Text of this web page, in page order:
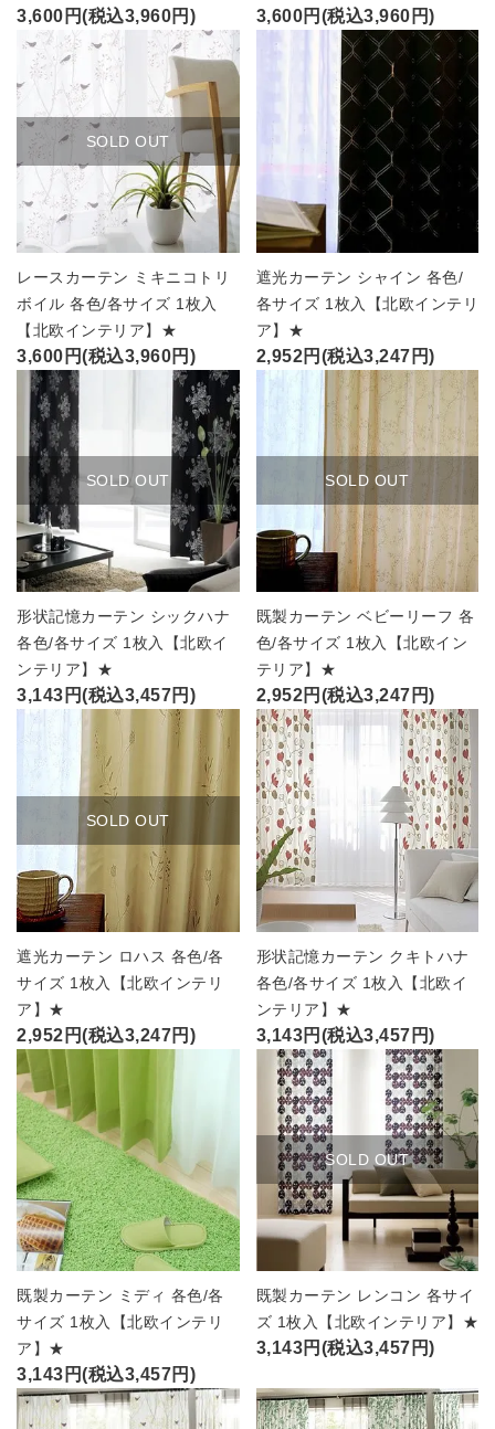
3,600円(税込3,960円) 3,600円(税込3,960円)
SOLD OUT
レースカーテン ミキニコトリ
ボイル 各色/各サイズ 1枚入
【北欧インテリア】★
3,600円(税込3,960円)
遮光カーテン シャイン 各色/
各サイズ 1枚入【北欧インテリ
ア】★
2,952円(税込3,247円)
SOLD OUT
形状記憶カーテン シックハナ
各色/各サイズ 1枚入【北欧イ
ンテリア】★
3,143円(税込3,457円)
SOLD OUT
既製カーテン ベビーリーフ 各
色/各サイズ 1枚入【北欧イン
テリア】★
2,952円(税込3,247円)
SOLD OUT
遮光カーテン ロハス 各色/各
サイズ 1枚入【北欧インテリ
ア】★
2,952円(税込3,247円)
形状記憶カーテン クキトハナ
各色/各サイズ 1枚入【北欧イ
ンテリア】★
3,143円(税込3,457円)
既製カーテン ミディ 各色/各
サイズ 1枚入【北欧インテリ
ア】★
3,143円(税込3,457円)
SOLD OUT
既製カーテン レンコン 各サイ
ズ 1枚入【北欧インテリア】★
3,143円(税込3,457円)